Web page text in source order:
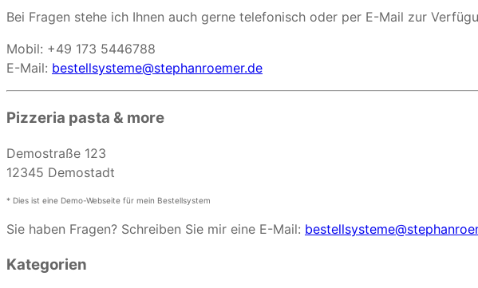
Bei Fragen stehe ich Ihnen auch gerne telefonisch oder per E-Mail zur
Mobil: +49 173 5446788
E-Mail: bestellsysteme@stephanroemer.de
Pizzeria pasta & more
Demostraße 123
12345 Demostadt
* Dies ist eine Demo-Webseite für mein Bestellsystem
Sie haben Fragen? Schreiben Sie mir eine E-Mail:
Kategorien